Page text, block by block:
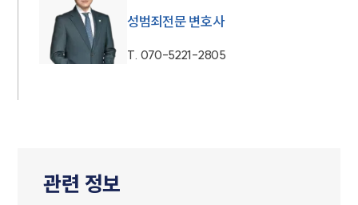
성범죄전문 변호사
T. 070-5221-2805
관련 정보